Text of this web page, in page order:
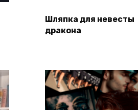
Шляпка для невесты
дракона